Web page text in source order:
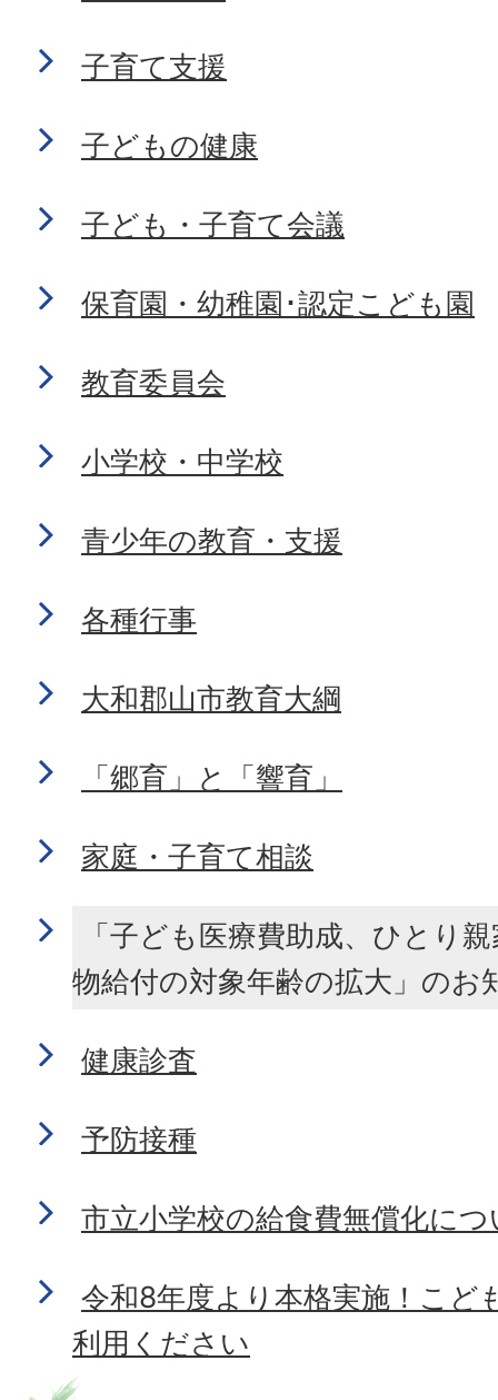
子育て支援
子どもの健康
子ども・子育て会議
保育園・幼稚園･認定こども園
教育委員会
小学校・中学校
青少年の教育・支援
各種行事
大和郡山市教育大綱
「郷育」と「響育」
家庭・子育て相談
「子ども医療費助成、ひとり
物給付の対象年齢の拡大」のお
健康診査
予防接種
市立小学校の給食費無償化に
令和8年度より本格実施！こど
利用ください